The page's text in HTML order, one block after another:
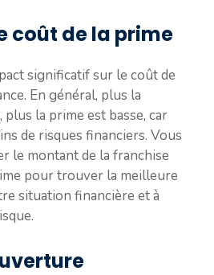
coût de la prime
significatif sur le coût de
En général, plus la
la prime est basse, car
de risques financiers. Vous
le montant de la franchise
pour trouver la meilleure
situation financière et à